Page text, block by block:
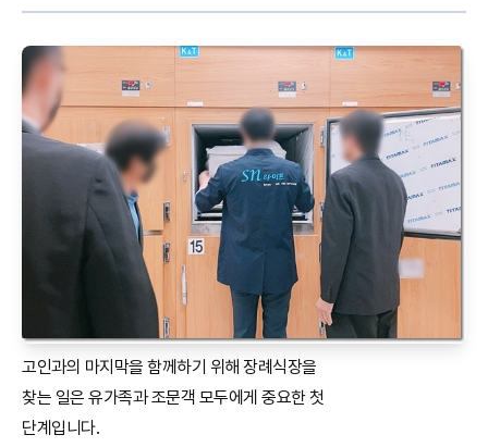
고인과의 마지막을 함께하기 위해 장례식장을
찾는 일은 유가족과 조문객 모두에게 중요한 첫
단계입니다.